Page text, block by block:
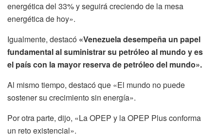
energética del 33% y seguirá creciendo de la mesa
energética de hoy».
Igualmente, destacó «Venezuela desempeña un papel
fundamental al suministrar su petróleo al mundo y es
el país con la mayor reserva de petróleo del mundo».
Al mismo tiempo, destacó que «El mundo no puede
sostener su crecimiento sin energía».
Por otra parte, dijo, «La OPEP y la OPEP Plus conforma
un reto existencial».